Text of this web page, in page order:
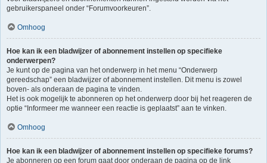
gebruikerspaneel onder “Forumvoorkeuren”.
Omhoog
Hoe kan ik een bladwijzer of abonnement instellen op specifieke
onderwerpen?
Je kunt op de pagina van het onderwerp in het menu “Onderwerp
gereedschap” een bladwijzer of abonnement instellen. Dit menu is zowel
boven- als onderaan de pagina te vinden.
Het is ook mogelijk te abonneren op het onderwerp door bij het reageren de
optie “Informeer me wanneer een reactie is geplaatst” aan te vinken.
Omhoog
Hoe kan ik een bladwijzer of abonnement instellen op specifieke forums?
Je abonneren op een forum gaat door onderaan de pagina op de link